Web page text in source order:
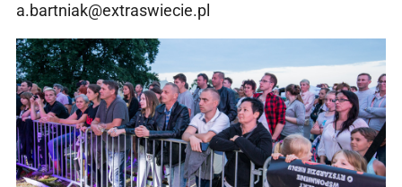
a.bartniak@extraswiecie.pl